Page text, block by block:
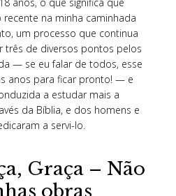
na minha caminhada
um processo que continua
três de diversos pontos pelos
— se eu falar de todos, esse
anos para ficar pronto! — e
a estudar mais a
da Bíblia, e dos homens e
a servi-lo.
Graça – Não
obras